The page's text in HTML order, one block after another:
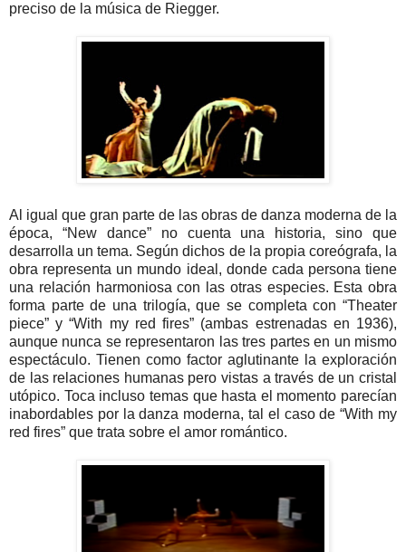
preciso de la música de Riegger.
Al igual que gran parte de las obras de danza moderna de la
época, “New dance” no cuenta una historia, sino que
desarrolla un tema. Según dichos de la propia coreógrafa, la
obra representa un mundo ideal, donde cada persona tiene
una relación harmoniosa con las otras especies. Esta obra
forma parte de una trilogía, que se completa con “Theater
piece” y “With my red fires” (ambas estrenadas en 1936),
aunque nunca se representaron las tres partes en un mismo
espectáculo. Tienen como factor aglutinante la exploración
de las relaciones humanas pero vistas a través de un cristal
utópico. Toca incluso temas que hasta el momento parecían
inabordables por la danza moderna, tal el caso de “With my
red fires” que trata sobre el amor romántico.